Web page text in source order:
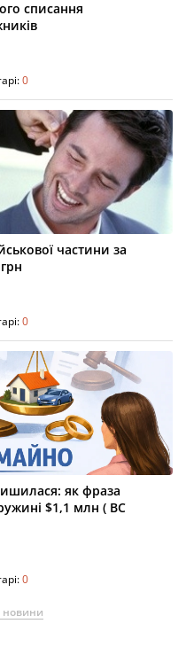
списання
0
частини за
0
як фраза
$1,1 млн ( ВС
0
новини